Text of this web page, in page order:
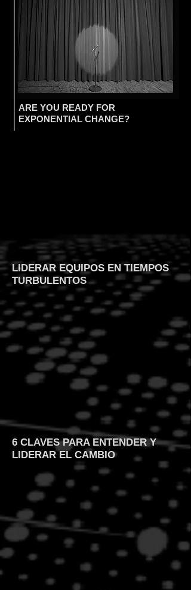
ARE YOU READY FOR
EXPONENTIAL CHANGE?
LIDERAR EQUIPOS EN TIEMPOS
TURBULENTOS
6 CLAVES PARA ENTENDER Y
LIDERAR EL CAMBIO